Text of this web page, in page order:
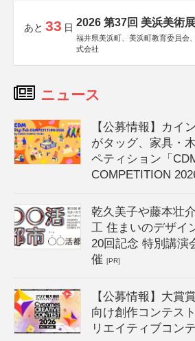
あと 33 日 2026 第37回 美浜美術展
福井県美浜町、美浜町教育委員会
式会社
ニュース
【公募情報】カイ
がタッグ、家具・
ペティション「
COMPETITION
乾久美子や藤本壮
工 住まいのデザイ
20回記念 特別講演
催[PR]
【公募情報】大賞
向け創作コンテス
リエイティブコン